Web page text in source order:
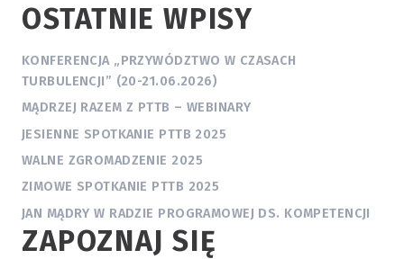
OSTATNIE WPISY
KONFERENCJA „PRZYWÓDZTWO W CZASACH
TURBULENCJI” (20-21.06.2026)
MĄDRZEJ RAZEM Z PTTB – WEBINARY
JESIENNE SPOTKANIE PTTB 2025
WALNE ZGROMADZENIE 2025
ZIMOWE SPOTKANIE PTTB 2025
JAN MĄDRY W RADZIE PROGRAMOWEJ DS. KOMPETENCJI
ZAPOZNAJ SIĘ